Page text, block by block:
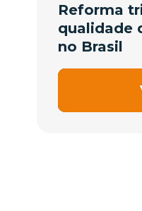
Reforma
qualidade
no Brasil